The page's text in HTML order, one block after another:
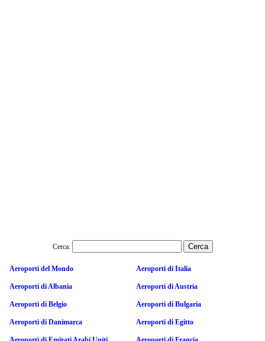
Cerca:
Aeroporti del Mondo Aeroporti di Italia
Aeroporti di Albania Aeroporti di Austria
Aeroporti di Belgio Aeroporti di Bulgaria
Aeroporti di Danimarca Aeroporti di Egitto